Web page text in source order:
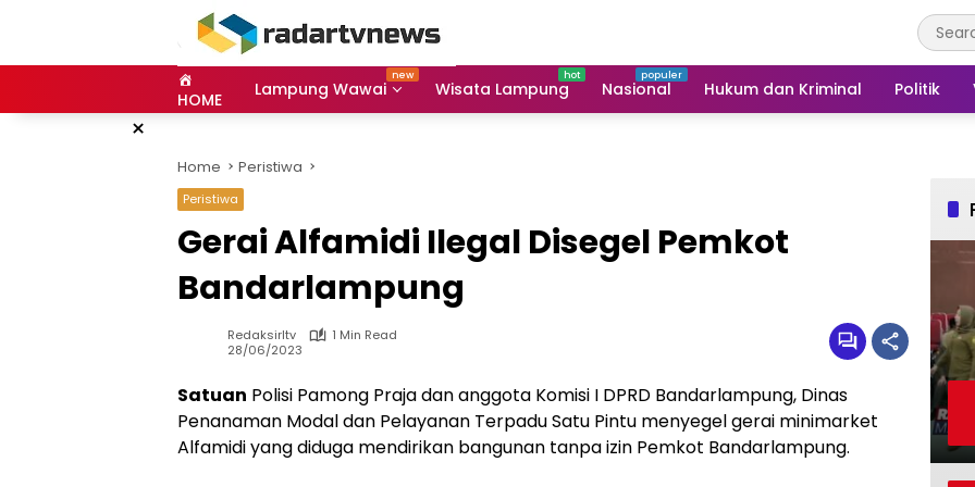
HOME Lampung Wawai Wisata Lampung Nasional Hukum dan Kriminal Politik
×
Home Peristiwa
Peristiwa
Gerai Alfamidi Ilegal Disegel Pemkot
Bandarlampung
Redaksirltv
1 Min Read
28/06/2023
Satuan Polisi Pamong Praja dan anggota Komisi I DPRD Bandarlampung, Dinas
Penanaman Modal dan Pelayanan Terpadu Satu Pintu menyegel gerai minimarket
Alfamidi yang diduga mendirikan bangunan tanpa izin Pemkot Bandarlampung.